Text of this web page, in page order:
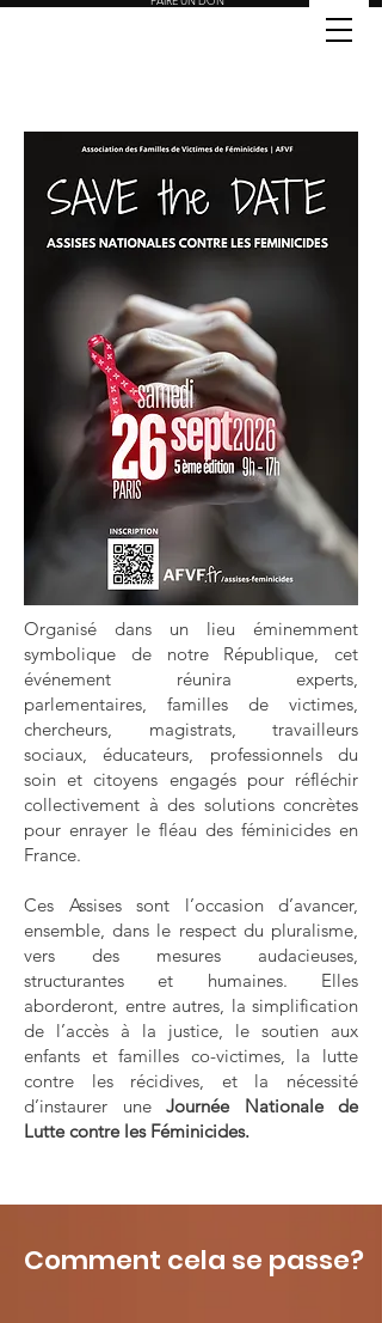
Organisé dans un lieu éminemment
symbolique de notre République, cet
événement réunira experts,
parlementaires, familles de victimes,
chercheurs, magistrats, travailleurs
sociaux, éducateurs, professionnels du
soin et citoyens engagés pour réfléchir
collectivement à des solutions concrètes
pour enrayer le fléau des féminicides en
France.
Ces Assises sont l’occasion d’avancer,
ensemble, dans le respect du pluralisme,
vers des mesures audacieuses,
structurantes et humaines. Elles
aborderont, entre autres, la simplification
de l’accès à la justice, le soutien aux
enfants et familles co-victimes, la lutte
contre les récidives, et la nécessité
d’instaurer une Journée Nationale de
Lutte contre les Féminicides.
Comment cela se passe?